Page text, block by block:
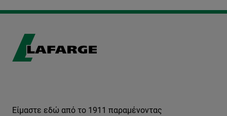
Είμαστε εδώ από το 1911 παραμένοντας